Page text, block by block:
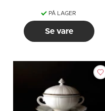
PÅ LAGER
Se vare